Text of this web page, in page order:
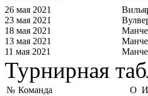
26 мая 2021
23 мая 2021
18 мая 2021
13 мая 2021
11 мая 2021
Турнирная
№ Команда О И